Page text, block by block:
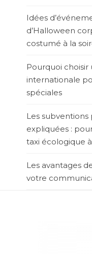
Idées
d’Halloween
costumé à la
Pourquoi
internationale
spéciales
Les
expliquées :
taxi écologique
Les avantages
votre